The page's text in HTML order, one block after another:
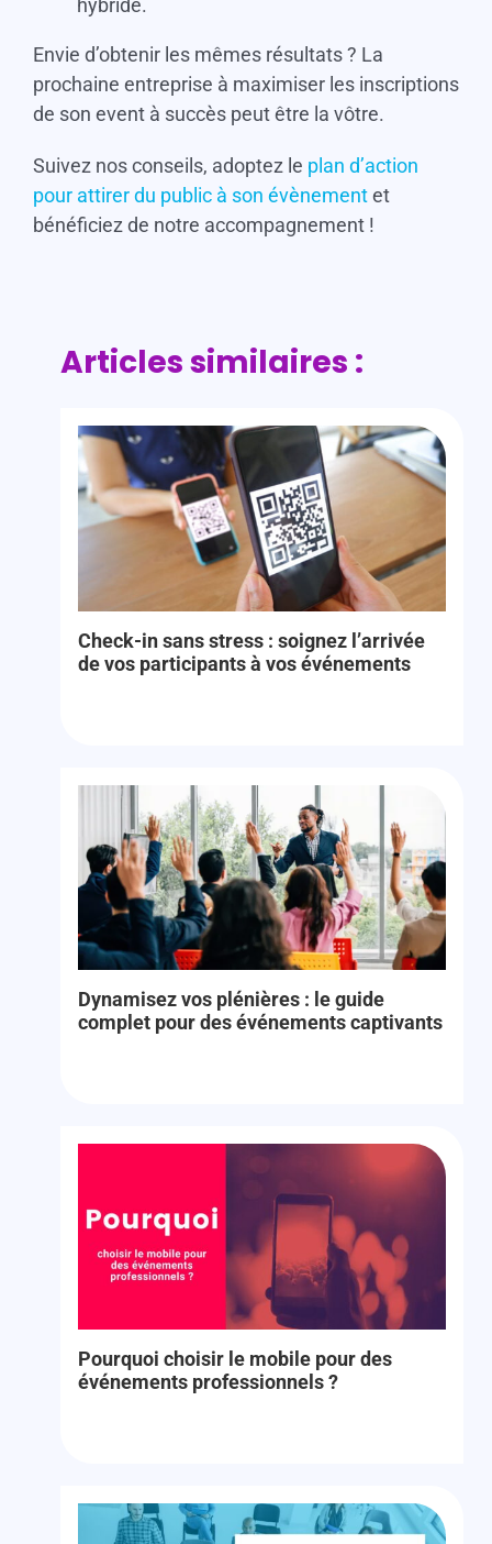
hybride.
Envie d’obtenir les mêmes résultats ? La
prochaine entreprise à maximiser les inscriptions
de son event à succès peut être la vôtre.
Suivez nos conseils, adoptez le plan d’action
pour attirer du public à son évènementet
bénéficiez de notre accompagnement !
Articles similaires :
Check-in sans stress : soignez l’arrivée
de vos participants à vos événements
Dynamisez vos plénières : le guide
complet pour des événements captivants
Pourquoi choisir le mobile pour des
événements professionnels ?